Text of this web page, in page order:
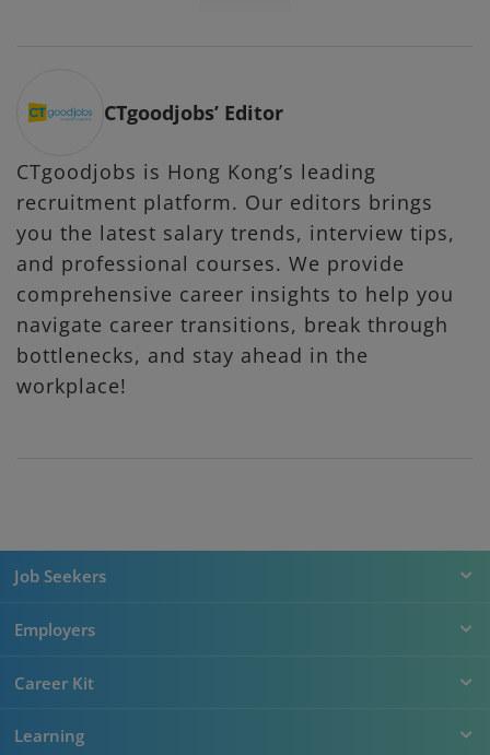
CTgoodjobs’ Editor
CTgoodjobs is Hong Kong’s leading
recruitment platform. Our editors brings
you the latest salary trends, interview tips,
and professional courses. We provide
comprehensive career insights to help you
navigate career transitions, break through
bottlenecks, and stay ahead in the
workplace!
Job Seekers
Employers
Career Kit
Learning